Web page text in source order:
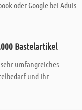
oder Google bei Aduis
Bastelartikel
umfangreiches
und Ihr